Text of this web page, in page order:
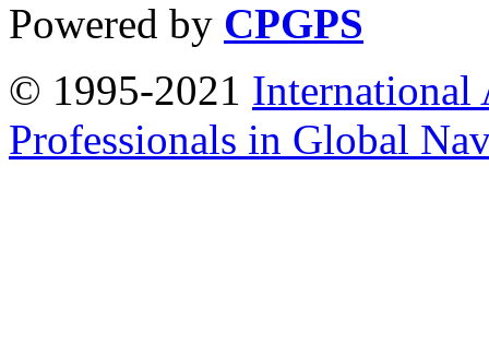
Powered by CPGPS
© 1995-2021 International
Professionals in Global